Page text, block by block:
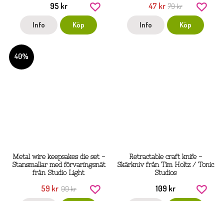
95 kr
Info Köp
47 kr 79 kr
Info Köp
40%
Metal wire keepsakes die set -
Stansmallar med förvaringsnät
från Studio Light
59 kr 99 kr
Retractable craft knife -
Skärkniv från Tim Holtz / Tonic
Studios
109 kr